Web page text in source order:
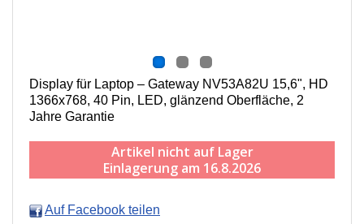
Display für Laptop – Gateway NV53A82U 15,6", HD
1366x768, 40 Pin, LED, g länzend Oberfläche, 2
Jahre Garantie
Artikel nicht auf Lager
Einlagerung am 16.8.2026
Auf Facebook teilen